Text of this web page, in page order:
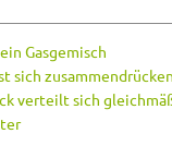
Gasgemisch
sich zusammendrücken
verteilt sich